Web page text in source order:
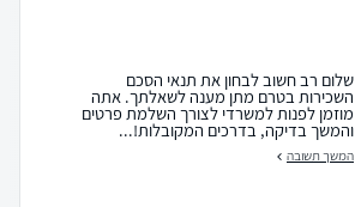
שלום רב חשוב לבחון את תנאי הסכם
השכירות בטרם מתן מענה לשאלתך. אתה
מוזמן לפנות למשרדי לצורך השלמת פרטים
והמשך בדיקה, בדרכים המקובלות!...
המשך תשובה